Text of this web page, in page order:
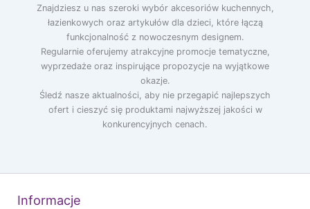
Znajdziesz u nas szeroki wybór akcesoriów kuchennych,
łazienkowych oraz artykułów dla dzieci, które łączą
funkcjonalność z nowoczesnym designem.
Regularnie oferujemy atrakcyjne promocje tematyczne,
wyprzedaże oraz inspirujące propozycje na wyjątkowe
okazje.
Śledź nasze aktualności, aby nie przegapić najlepszych
ofert i cieszyć się produktami najwyższej jakości w
konkurencyjnych cenach.
Informacje